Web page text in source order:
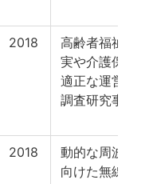
2018
高齢者福祉施策
実や介護保険制
適正な運営に資
調査研究事業
2018
動的な周波数割
向けた無線局